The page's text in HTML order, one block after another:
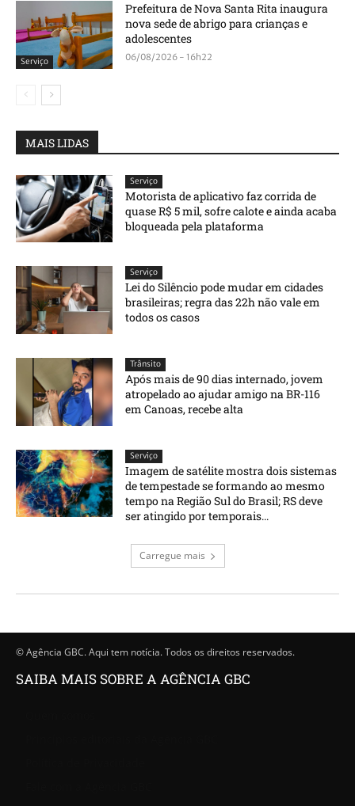
Serviço
Prefeitura de Nova Santa Rita inaugura
nova sede de abrigo para crianças e
adolescentes
06/08/2026 - 16h22
MAIS LIDAS
Serviço
Motorista de aplicativo faz corrida de
quase R$ 5 mil, sofre calote e ainda acaba
bloqueada pela plataforma
Serviço
Lei do Silêncio pode mudar em cidades
brasileiras; regra das 22h não vale em
todos os casos
Trânsito
Após mais de 90 dias internado, jovem
atropelado ao ajudar amigo na BR-116
em Canoas, recebe alta
Serviço
Imagem de satélite mostra dois sistemas
de tempestade se formando ao mesmo
tempo na Região Sul do Brasil; RS deve
ser atingido por temporais...
Carregue mais
© Agência GBC. Aqui tem notícia. Todos os direitos reservados.
SAIBA MAIS SOBRE A AGÊNCIA GBC